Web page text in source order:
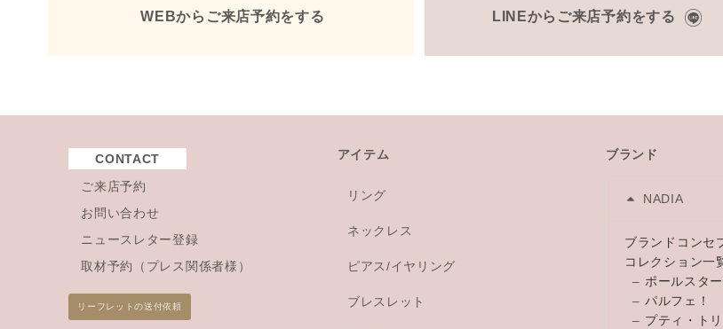
WEBからご来店予約をする LINEからご来店予約をする
CONTACT
ご来店予約
お問い合わせ
ニュースレター登録
取材予約（プレス関係者様）
リーフレットの送付依頼
アイテム
リング
ネックレス
ピアス/イヤリング
ブレスレット
ブランド
NADIA
ブランドコンセ
コレクション一
– ポールスタ
– パルフェ！
– プティ・ト